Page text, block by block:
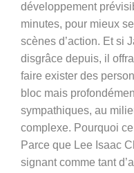
développement
minutes, pour mieux
scènes d’action. Et si
disgrâce depuis, il
faire exister des
bloc mais
sympathiques, au
complexe. Pourquoi
Parce que Lee Isaac
signant comme tant